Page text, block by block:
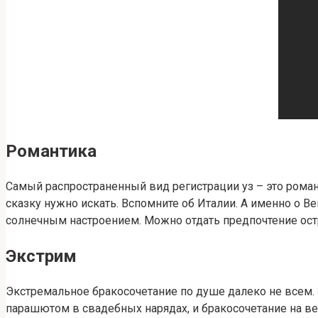
Романтика
Самый распространенный вид регистрации уз – это
сказку нужно искать. Вспомните об Италии. А именно о
солнечным настроением. Можно отдать предпочтение
Экстрим
Экстремальное бракосочетание по душе далеко не
парашютом в свадебных нарядах, и бракосочетание на